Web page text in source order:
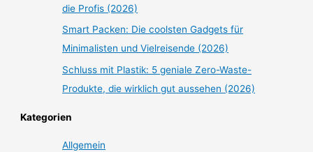
die Profis (2026)
Smart Packen: Die coolsten Gadgets für
Minimalisten und Vielreisende (2026)
Schluss mit Plastik: 5 geniale Zero-Waste-
Produkte, die wirklich gut aussehen (2026)
Kategorien
Allgemein